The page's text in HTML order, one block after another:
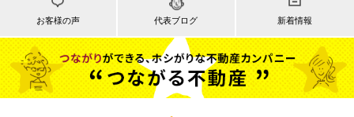
お客様の声 代表ブログ 新着情報